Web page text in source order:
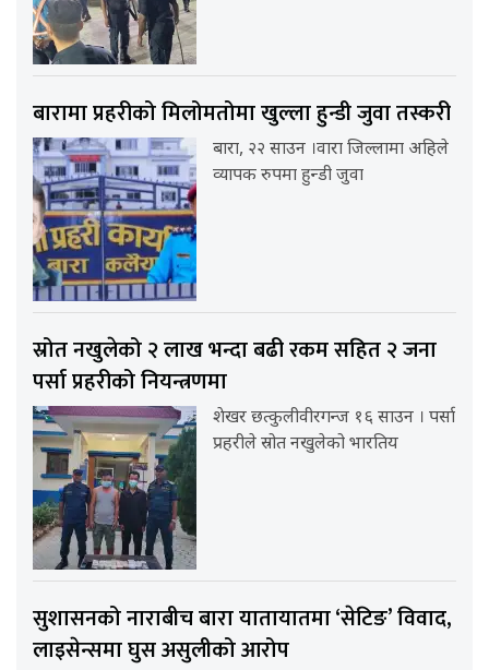
बारामा प्रहरीको मिलोमतोमा खुल्ला हुन्डी जुवा तस्करी
बारा, २२ साउन ।वारा जिल्लामा अहिले
व्यापक रुपमा हुन्डी जुवा
स्रोत नखुलेको २ लाख भन्दा बढी रकम सहित २ जना
पर्सा प्रहरीको नियन्त्रणमा
शेखर छत्कुलीवीरगन्ज १६ साउन । पर्सा
प्रहरीले स्रोत नखुलेको भारतिय
सुशासनको नाराबीच बारा यातायातमा ‘सेटिङ’ विवाद,
लाइसेन्समा घुस असुलीको आरोप